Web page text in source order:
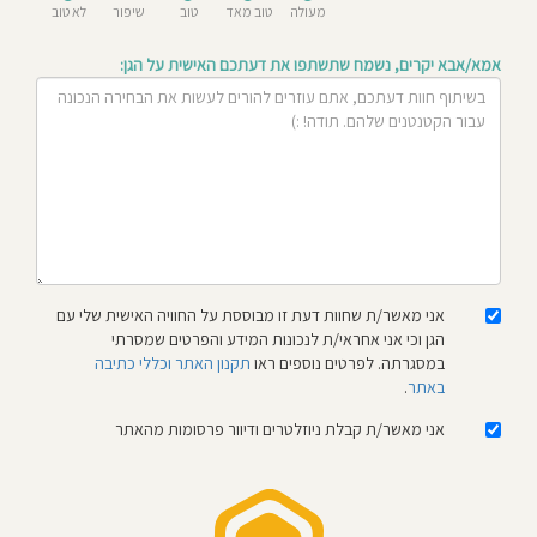
מעולה טוב מאד טוב
שיפור
לא טוב
אמא/אבא יקרים, נשמח שתשתפו את דעתכם האישית על הגן:
אני מאשר/ת שחוות דעת זו מבוססת על החוויה האישית שלי עם
הגן וכי אני אחראי/ת לנכונות המידע והפרטים שמסרתי
במסגרתה. לפרטים נוספים ראו תקנון האתר וכללי כתיבה
באתר.
אני מאשר/ת קבלת ניוזלטרים ודיוור פרסומות מהאתר